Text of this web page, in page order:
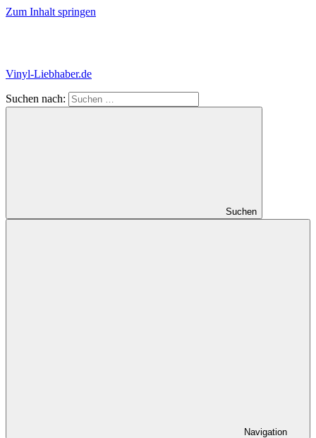
Zum Inhalt springen
Vinyl-Liebhaber.de
Der
Suchen nach:
Suchen
Navigation